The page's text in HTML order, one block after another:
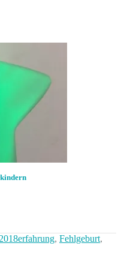
Kategorien
erfahrung, Fehlgeburt,